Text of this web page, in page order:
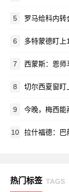
5 罗马给科内转会
6 多特蒙德盯
7 西蒙斯：恩师
8 切尔西夏窗盯
9 今晚，梅西能
10 拉什福德：巴
热门标签 TAGS